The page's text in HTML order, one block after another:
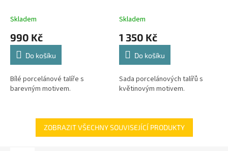
barevným motivem.
Skladem
990 Kč
Do košíku
Bílé porcelánové talíře s
barevným motivem.
květinovým motivem.
Skladem
1 350 Kč
Do košíku
Sada porcelánových talířů s
květinovým motivem.
ZOBRAZIT VŠECHNY SOUVISEJÍCÍ PRODUKTY